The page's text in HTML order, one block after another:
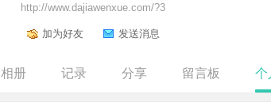
http://www.dajiawenxue.com/?3
加为好友 发送消息
相册 记录 分享 留言板 个